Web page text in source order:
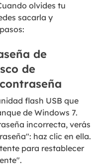
olvides tu
sacarla y
de
de
flash USB que
de Windows 7.
incorrecta, verás
haz clic en ella.
para restablecer